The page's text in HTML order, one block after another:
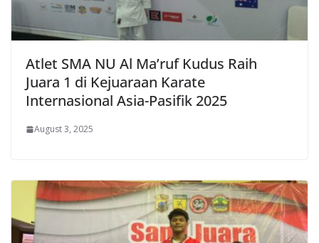
Atlet SMA NU Al Ma’ruf Kudus Raih
Juara 1 di Kejuaraan Karate
Internasional Asia-Pasifik 2025
August 3, 2025